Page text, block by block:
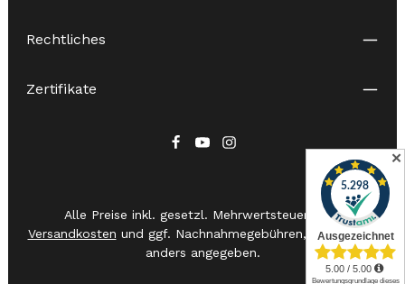
Rechtliches
Zertifikate
Alle Preise inkl. gesetzl. Mehrwertsteuer zzgl.
Versandkosten und ggf. Nachnahmegebühren, wenn nicht
anders angegeben.
✕